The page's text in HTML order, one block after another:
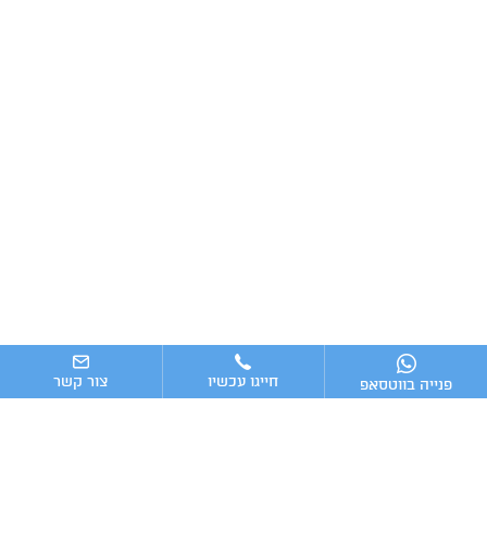
פנייה בווטסאפ חייגו עכשיו צור קשר